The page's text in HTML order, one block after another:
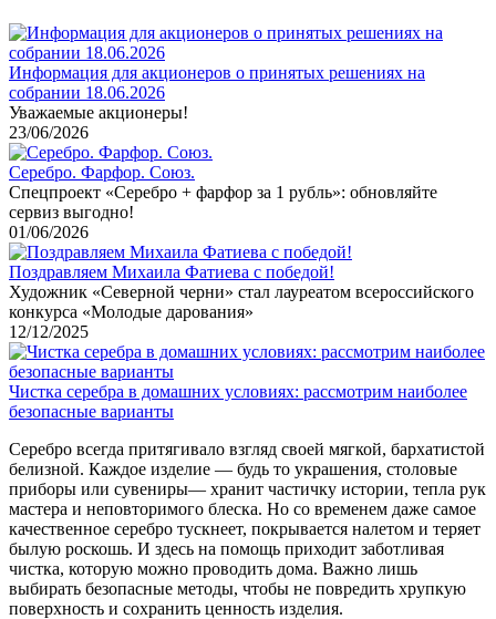
Информация для акционеров о принятых решениях на
собрании 18.06.2026
Уважаемые акционеры!
23/06/2026
Серебро. Фарфор. Союз.
Спецпроект «Серебро + фарфор за 1 рубль»: обновляйте
сервиз выгодно!
01/06/2026
Поздравляем Михаила Фатиева c победой!
Художник «Северной черни» стал лауреатом всероссийского
конкурса «Молодые дарования»
12/12/2025
Чистка серебра в домашних условиях: рассмотрим наиболее
безопасные варианты
Серебро всегда притягивало взгляд своей мягкой, бархатистой
белизной. Каждое изделие — будь то украшения, столовые
приборы или сувениры— хранит частичку истории, тепла рук
мастера и неповторимого блеска. Но со временем даже самое
качественное серебро тускнеет, покрывается налетом и теряет
былую роскошь. И здесь на помощь приходит заботливая
чистка, которую можно проводить дома. Важно лишь
выбирать безопасные методы, чтобы не повредить хрупкую
поверхность и сохранить ценность изделия.